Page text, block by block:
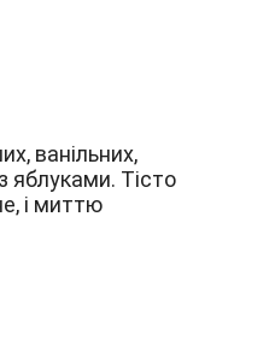
ванільних,
яблуками. Тісто
і миттю